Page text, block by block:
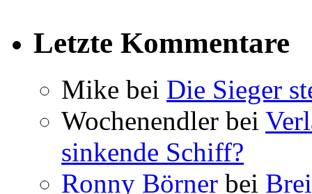
Letzte Kommentare
Mike bei Die Sieger
Wochenendler bei
sinkende Schiff?
Ronny Börner bei